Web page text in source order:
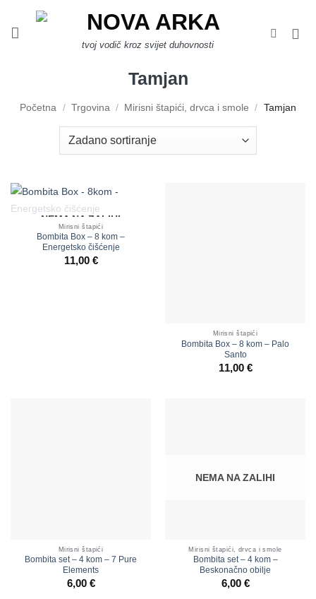
content
tvoj vodič kroz svijet duhovnosti
Tamjan
Početna / Trgovina / Mirisni štapići, drvca i smole / Tamjan
NEMA NA ZALIHI
Mirisni štapići
Bombita Box – 8 kom –
Energetsko čišćenje
11,00 €
Mirisni štapići
Bombita Box – 8 kom – Palo
Santo
11,00 €
Mirisni štapići
Bombita set – 4 kom – 7 Pure
Elements
6,00 €
NEMA NA ZALIHI
Mirisni štapići, drvca i smole
Bombita set – 4 kom –
Beskonačno obilje
6,00 €